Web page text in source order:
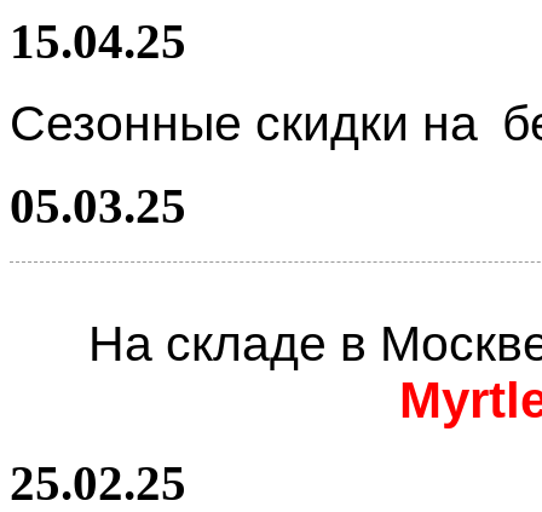
15.04.25
Сезонные скидки на
05.03.25
На складе в
25.02.25